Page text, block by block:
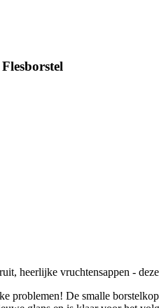
heerlijke vruchtensappen -
problemen! De smalle